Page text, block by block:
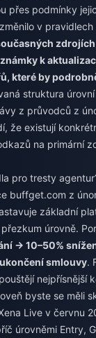
přes podmínky
v
k
které by
struktura
z průvodců z
že existují
na primární
pro tresty
buffget.com z
základní
úrovně.
→ 10–50%
smlouvy.
nejpřísnější
byste se měli
Live v červnu
úrovněmi Entry,